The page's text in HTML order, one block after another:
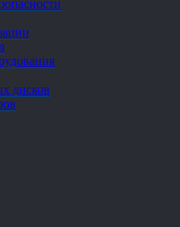
дисков